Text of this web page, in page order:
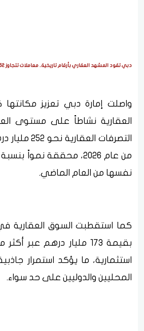
دبي تقود المشهد العقاري بأرقام تاريخية.. معاملات تتجاوز 252 مليار درهم في الربع الأول
واصلت إمارة دبي تعزيز مكانتها
العقارية نشاطاً على مستوى
التصرفات
نفسها من العام الماضي.
كما استقطبت السوق العقارية في
استثمارية، ما يؤكد استمرار
المحليين والدوليين على حد سواء.